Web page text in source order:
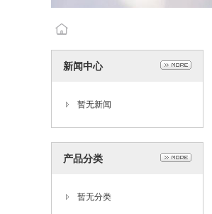
新闻中心
暂无新闻
产品分类
暂无分类